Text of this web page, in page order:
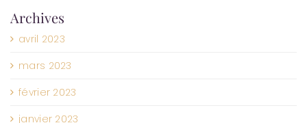
Archives
avril 2023
mars 2023
février 2023
janvier 2023